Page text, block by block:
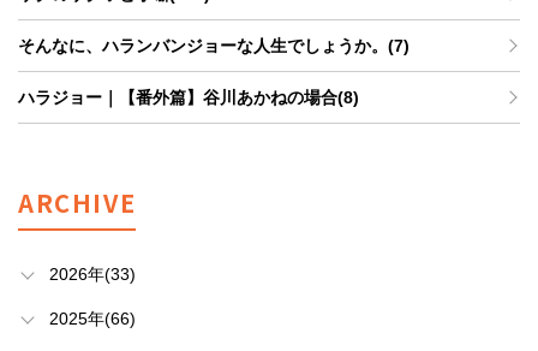
そんなに、ハランバンジョーな人生でしょうか。(7)
ハラジョー｜【番外篇】谷川あかねの場合(8)
ARCHIVE
2026年(33)
2025年(66)